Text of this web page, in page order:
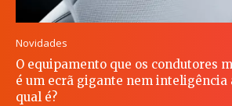
Novidades
O equipamento que os condutores
é um ecrã gigante nem inteligência
qual é?